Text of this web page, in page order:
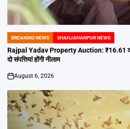
POSTED
IN
BREAKING NEWS SHAHJAHANPUR NEWS
Rajpal Yadav Property Auction: ₹16.61
दो संपत्तियां होंगी नीलाम
on
August 6, 2026